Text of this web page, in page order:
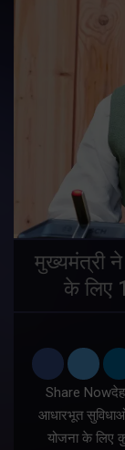
मुख्यमंत्री ने
के लिए
Share
आधारभूत
योजना के लिए